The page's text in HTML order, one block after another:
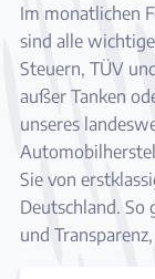
Im monatlichen
sind alle
Steuern, TÜV
außer Tanken
unseres
Sie von
Deutschland. So
und